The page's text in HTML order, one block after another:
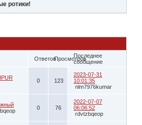
ротики!
ОтветовПросмотровПоследнее
сообщение
0 123
2023-07-31
10:01:35
nlm7976kumar
0 76
2022-07-07
06:06:52
rdvtzbqeop